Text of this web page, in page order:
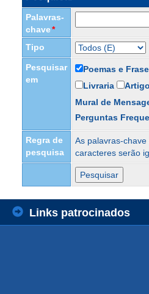
Palavras-
chave*
Tipo
Pesquisar
em
Poemas e
Livraria
Mural de
Perguntas
Regra de
pesquisa
As palavras-
caracteres serão
Links patrocinados